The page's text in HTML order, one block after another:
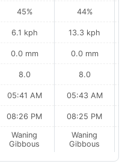
45%
6.1 kph
0.0 mm
8.0
05:41 AM
08:26 PM
Waning
Gibbous
44%
13.3 kph
0.0 mm
8.0
05:43 AM
08:25 PM
Waning
Gibbous